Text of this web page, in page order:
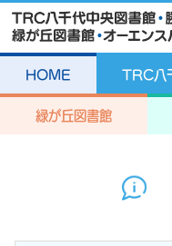
HOME TRC八
緑が丘図書館